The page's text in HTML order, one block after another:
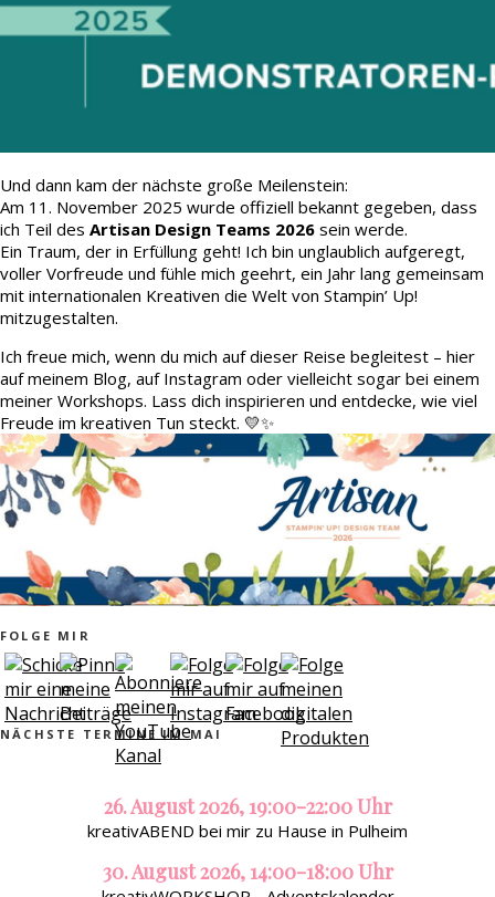
Und dann kam der nächste große Meilenstein:
Am 11. November 2025 wurde offiziell bekannt gegeben, dass
ich Teil des Artisan Design Teams 2026 sein werde.
Ein Traum, der in Erfüllung geht! Ich bin unglaublich aufgeregt,
voller Vorfreude und fühle mich geehrt, ein Jahr lang gemeinsam
mit internationalen Kreativen die Welt von Stampin’ Up!
mitzugestalten.
Ich freue mich, wenn du mich auf dieser Reise begleitest – hier
auf meinem Blog, auf Instagram oder vielleicht sogar bei einem
meiner Workshops. Lass dich inspirieren und entdecke, wie viel
Freude im kreativen Tun steckt. 💛✨
FOLGE MIR
NÄCHSTE TERMINE IM MAI
26. August 2026, 19:00-22:00 Uhr
kreativABEND bei mir zu Hause in Pulheim
30. August 2026, 14:00-18:00 Uhr